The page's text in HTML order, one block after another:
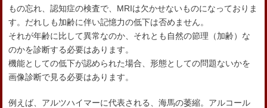
もの忘れ、認知症の検査で、MRIは欠かせないものになっておりま
す。だれしも加齢に伴い記憶力の低下は否めません。
それが年齢に比して異常なのか、それとも自然の節理（加齢）な
のかを診断する必要はあります。
機能としての低下が認められた場合、形態としての問題ないかを
画像診断で見る必要はあります。
例えば、アルツハイマーに代表される、海馬の萎縮。アルコール